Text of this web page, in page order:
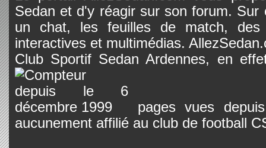
Sedan et d'y réagir sur son forum.
un chat, les feuilles de match, des
interactives et multimédias.
Club Sportif Sedan Ardennes, en
pages vues
aucunement affilié au club de football